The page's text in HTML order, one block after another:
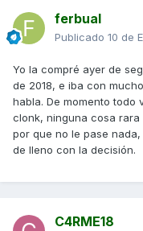
ferbual
Publicado 10 de
Yo la compré ayer de
de 2018, e iba con
habla. De momento
clonk, ninguna cosa rara
por que no le pase
de lleno con la decisión.
C4RME18